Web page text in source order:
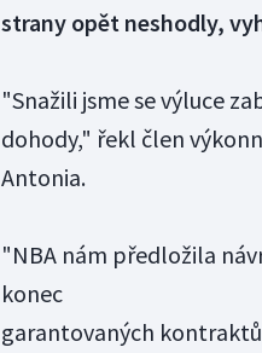
strany opět neshodly,
"Snažili jsme se výluce
dohody," řekl člen
Antonia.
"NBA nám předložila
konec
garantovaných